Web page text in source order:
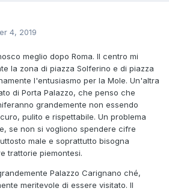
4, 2019
meglio dopo Roma. Il centro mi
la zona di piazza Solferino e di piazza
l'entusiasmo per la Mole. Un'altra
di Porta Palazzo, che penso che
grandemente non essendo
pulito e rispettabile. Un problema
se non si vogliono spendere cifre
male e soprattutto bisogna
trattorie piemontesi.
Palazzo Carignano ché,
meritevole di essere visitato. Il